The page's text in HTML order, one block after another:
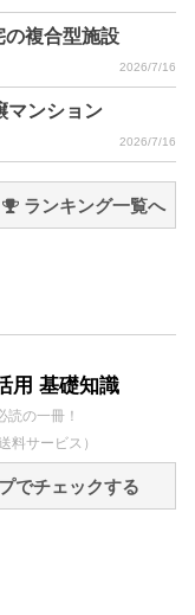
の複合型施設
2026/7/16
マンション
2026/7/16
ランキング一覧へ
用 基礎知識
読の一冊！
料サービス）
でチェックする